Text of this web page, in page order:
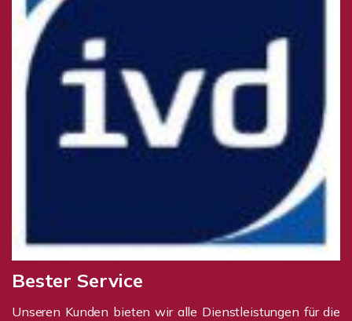
Bester Service
Unseren Kunden bieten wir alle Dienstleistungen für die